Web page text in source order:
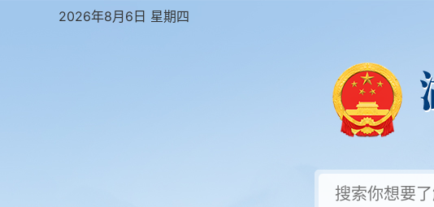
2026年8月6日 星期四